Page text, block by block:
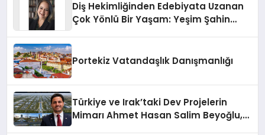
Diş Hekimliğinden Edebiyata Uzanan
Çok Yönlü Bir Yaşam: Yeşim Şahin
Portekiz Vatandaşlık Danışmanlığı
Türkiye ve Irak’taki Dev Projelerin
Mimarı Ahmet Hasan Salim Beyoğlu,